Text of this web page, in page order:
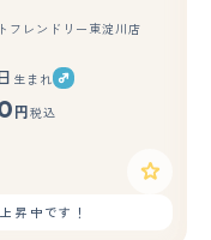
もっと見る
フレンドリー東淀川店
生まれ
円 税込
昇中です！